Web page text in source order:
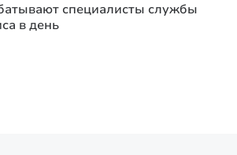
специалисты службы
в день